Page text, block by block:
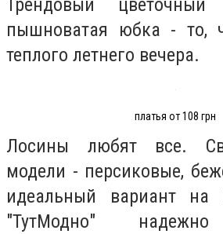
пышноватая юбка - то,
теплого летнего вечера.
платья от 108 грн
Лосины любят все.
модели - персиковые,
идеальный вариант
"ТутМодно" надежно